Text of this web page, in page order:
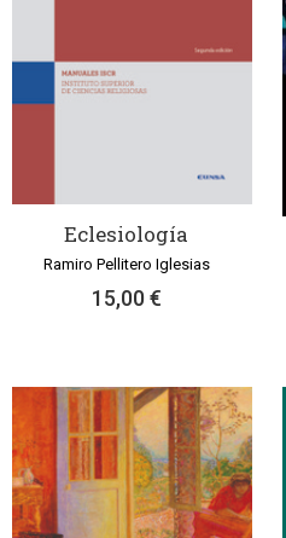
Eclesiología
Ramiro Pellitero Iglesias
15,00 €